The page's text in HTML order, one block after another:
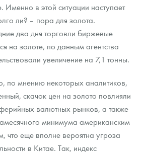
металлов
Именно в этой ситуации наступает
ли? – пора для золота.
два дня торговли биржевые
на золоте, по данным агентства
увеличение на 7,1 тонны.
по мнению некоторых аналитиков,
скачок цен на золото повлияли
валютных рынков, а также
минимума американским
еще вполне вероятна угроза
в Китае. Так, индекс